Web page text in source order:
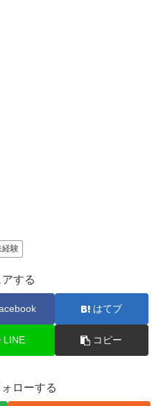
経験
アする
はてブ
LINE コピー
ローする